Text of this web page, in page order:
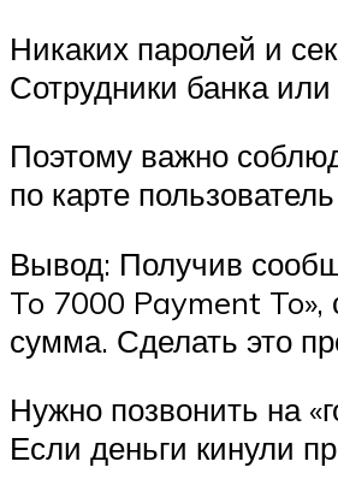
Никаких паролей и
Сотрудники банка
Поэтому важно
по карте
Вывод: Получив
To 7000 Payment
сумма. Сделать это
Нужно позвонить на
Если деньги кинули